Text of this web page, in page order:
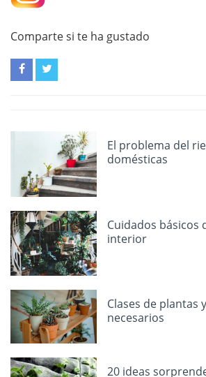
Comparte si te ha gustado
El problema del
domésticas
Cuidados básicos
interior
Clases de plantas
necesarios
20 ideas